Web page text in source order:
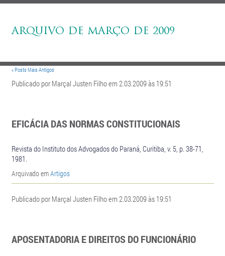
ARQUIVO DE MARÇO DE 2009
« Posts Mais Antigos
Publicado por Marçal Justen Filho em 2.03.2009 às 19:51
EFICÁCIA DAS NORMAS CONSTITUCIONAIS
Revista do Instituto dos Advogados do Paraná, Curitiba, v. 5, p. 38-71,
1981.
Arquivado emArtigos
Publicado por Marçal Justen Filho em 2.03.2009 às 19:51
APOSENTADORIA E DIREITOS DO FUNCIONÁRIO